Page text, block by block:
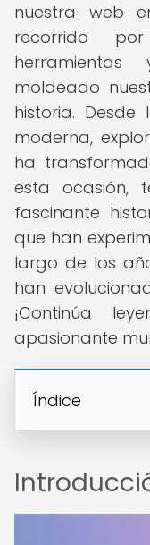
nuestra web
recorrido
moldeado
historia.
moderna,
ha
esta ocasión,
fascinante
que han
largo de los
han
¡Continúa
apasionante
Índice